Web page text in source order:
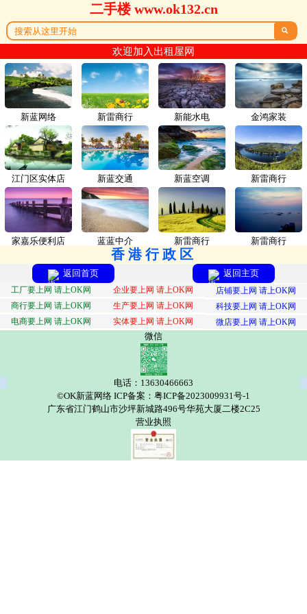
二手楼 www.ok132.cn

欢迎加入出租屋网
新蓝网络 新雷商行
江门区实体店 新蓝交通
家嘉乐便利店 蓝蓝中介
新能水电 金鸿家装
新蓝空调 新雷商行
新雷商行 新雷商行
香港行政区
返回首页 返回主页
工厂要上网 请上OK网 企业要上网 请上OK网
店铺要上网 请上OK网
商行要上网 请上OK网
生产要上网 请上OK网
科技要上网 请上OK网
电商要上网 请上OK网
实体要上网 请上OK网 微店要上网 请上OK网
微信
电话：13630466663
©OK新蓝网络 ICP备案：粤ICP备2023009931号-1
广东省江门鹤山市沙坪新城路496号华苑大厦二楼2C25
营业执照